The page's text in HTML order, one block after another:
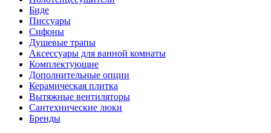
Биде
Писсуары
Сифоны
Душевые трапы
Аксессуары для ванной комнаты
Комплектующие
Дополнительные опции
Керамическая плитка
Вытяжные вентиляторы
Сантехнические люки
Бренды